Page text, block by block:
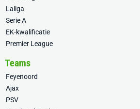
Laliga
Serie A
EK-kwalificatie
Premier League
Teams
Feyenoord
Ajax
PSV